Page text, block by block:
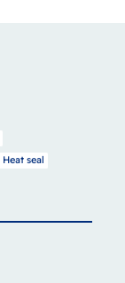
Heat seal